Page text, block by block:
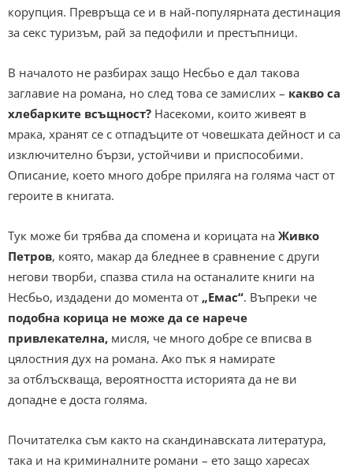
корупция. Превръща се и в най-популярната дестинация
за секс туризъм, рай за педофили и престъпници.
В началото не разбирах защо Несбьо е дал такова
заглавие на романа, но след това се замислих – какво са
хлебарките всъщност? Насекоми, които живеят в
мрака, хранят се с отпадъците от човешката дейност и са
изключително бързи, устойчиви и приспособими.
Описание, което много добре приляга на голяма част от
героите в книгата.
Тук може би трябва да спомена и корицата на Живко
Петров, която, макар да бледнее в сравнение с други
негови творби, спазва стила на останалите книги на
Несбьо, издадени до момента от „Емас“. Въпреки че
подобна корица не може да се нарече
привлекателна, мисля, че много добре се вписва в
цялостния дух на романа. Ако пък я намирате
за отблъскваща, вероятността историята да не ви
допадне е доста голяма.
Почитателка съм както на скандинавската литература,
така и на криминалните романи – ето защо харесах